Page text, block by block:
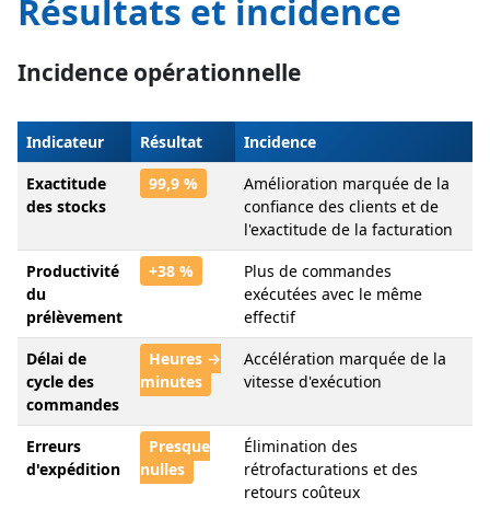
Résultats et incidence
Incidence opérationnelle
Indicateur Résultat
Incidence
Exactitude
des stocks
99,9 %
Amélioration marquée de la
confiance des clients et de
l'exactitude de la facturation
Productivité
du
prélèvement
+38 %
Plus de commandes
exécutées avec le même
effectif
Délai de
cycle des
commandes
Heures →
minutes
Accélération marquée de la
vitesse d'exécution
Erreurs
d'expédition
Presque
nulles
Élimination des
rétrofacturations et des
retours coûteux